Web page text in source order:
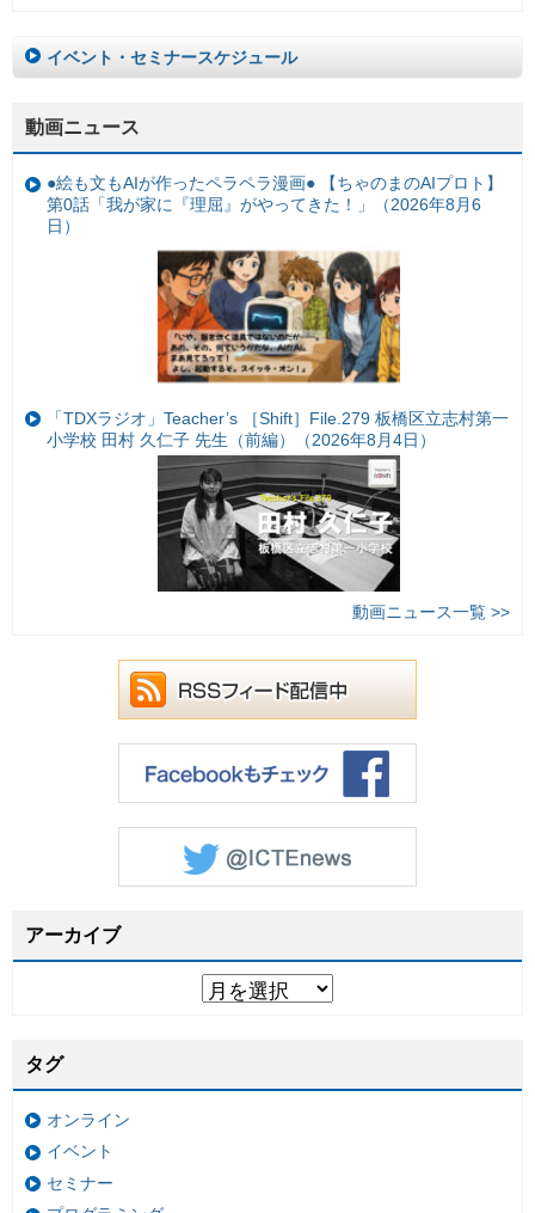
イベント・セミナースケジュール
動画ニュース
●絵も文もAIが作ったペラペラ漫画● 【ちゃのまのAIプロト】
第0話「我が家に『理屈』がやってきた！」（2026年8月6
日）
「TDXラジオ」Teacher’s ［Shift］File.279 板橋区立志村第一
小学校 田村 久仁子 先生（前編）（2026年8月4日）
動画ニュース一覧 >>
アーカイブ
タグ
オンライン
イベント
セミナー